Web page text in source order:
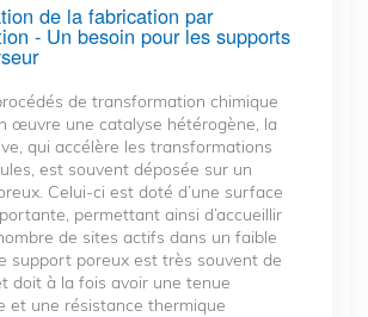
de la fabrication par
- Un besoin pour les supports
de transformation chimique
œuvre une catalyse hétérogène, la
qui accélère les transformations
est souvent déposée sur un
Celui-ci est doté d’une surface
permettant ainsi d’accueillir
de sites actifs dans un faible
support poreux est très souvent de
doit à la fois avoir une tenue
et une résistance thermique